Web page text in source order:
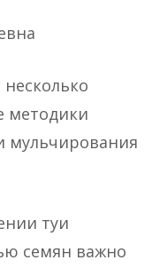
методики
мульчирования
туи
семян важно